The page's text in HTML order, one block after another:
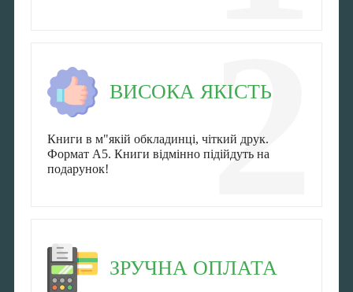
2
ВИСОКА ЯКІСТЬ
Книги в м"якій обкладинці, чіткий друк.
Формат А5. Книги відмінно підійдуть на
подарунок!
ЗРУЧНА ОПЛАТА